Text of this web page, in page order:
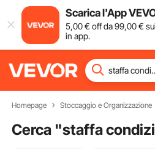
Scarica l'App
5,00€ off da99,00€
in app.
Homepage Stoccaggio e Organizzazione
Cerca "staffa